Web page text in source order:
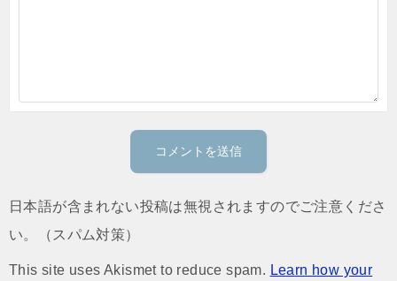
日本語が含まれない投稿は無視されますのでご注意くださ
い。（スパム対策）
This site uses Akismet to reduce spam. Learn how your